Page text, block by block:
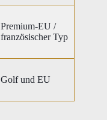
Premium-EU /
französischer Typ
Golf und EU